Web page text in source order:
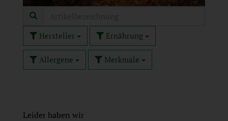
Hersteller Ernährung
Allergene Merkmale
Leider haben wir